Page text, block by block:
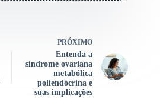
PRÓXIMO
Entenda a
síndrome ovariana
metabólica
poliendócrina e
suas implicações